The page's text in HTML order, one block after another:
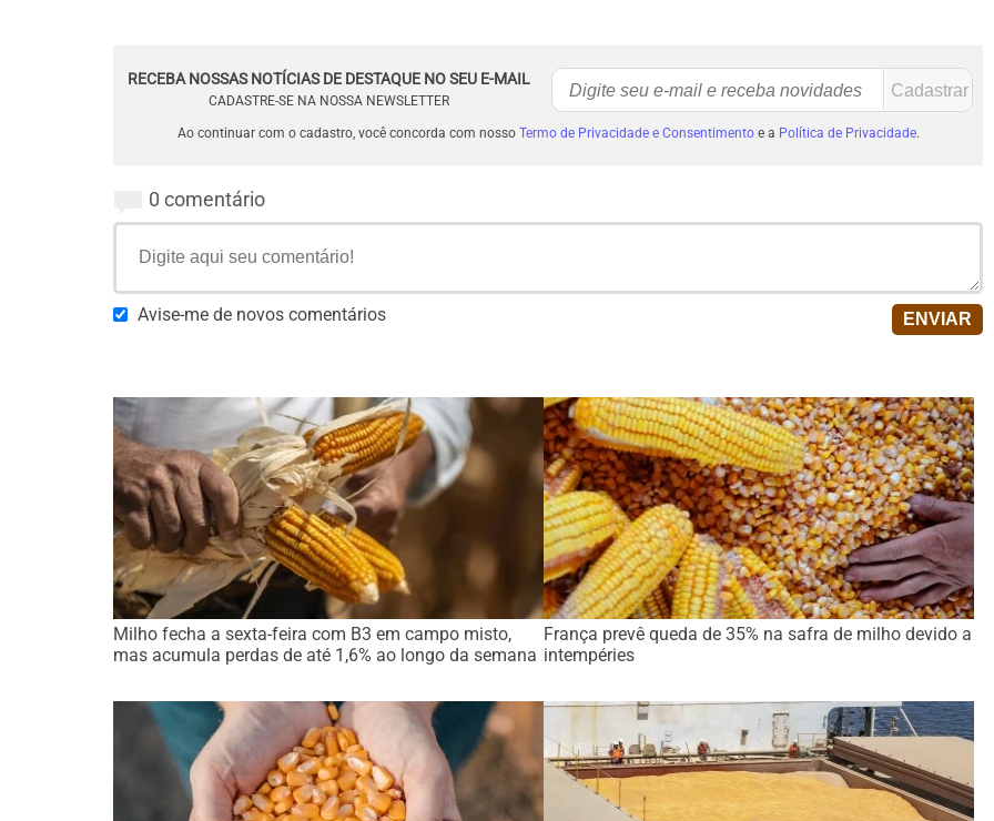
RECEBA NOSSAS NOTÍCIAS DE DESTAQUE NO SEU E-MAIL
CADASTRE-SE NA NOSSA NEWSLETTER
Ao continuar com o cadastro, você concorda com nosso Termo de Privacidade e Consentimentoe a Política de Privacidade.
0 comentário
Avise-me de novos comentários
Milho fecha a sexta-feira com B3 em campo misto,
mas acumula perdas de até 1,6% ao longo da semana
França prevê queda de 35% na safra de milho devido a
intempéries